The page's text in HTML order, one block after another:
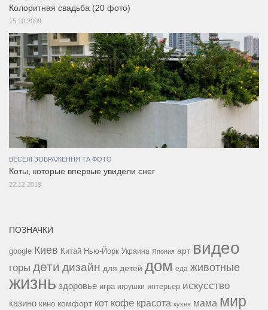
Колоритная свадьба (20 фото)
15.10.2009
ВЕСЕЛІ ЗОБРАЖЕННЯ ТА ФОТО
Коты, которые впервые увидели снег
22.12.2019
ПОЗНАЧКИ
google Киев Китай Нью-Йорк Украина Япония арт видео
горы дети дизайн для детей дом еда животные
жизнь здоровье игра игрушки интерьер искусство
казино кино комфорт кот кофе красота кухня мама мир